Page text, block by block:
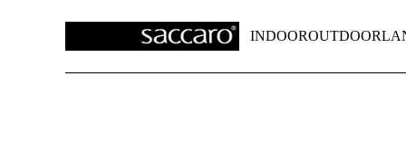
INDOOR OUTDOOR